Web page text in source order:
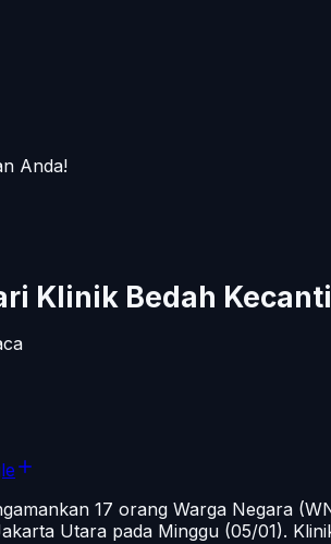
Anda!
Klinik Bedah
17 orang Warga Negara
Utara pada Minggu (05/01).